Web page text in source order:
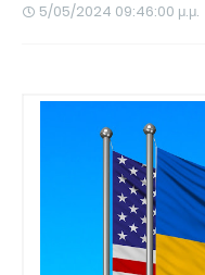
5/05/2024 09:46:00 μ.μ.